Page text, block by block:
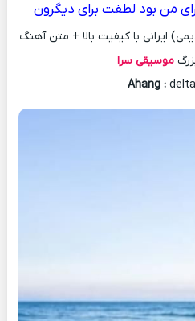
من بود لطفت برای دیگرون
ایرانی با کیفیت بالا + متن آهنگ
موسیقی سرا
Ahang :